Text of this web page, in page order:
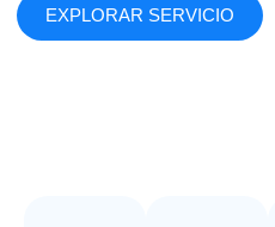
EXPLORAR SERVICIO